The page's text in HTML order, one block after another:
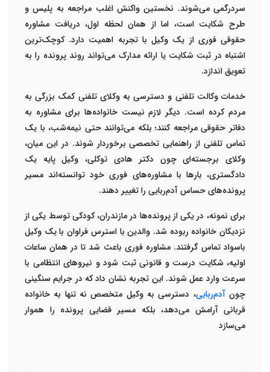
سردرگمی می‌شوند. نخستین واکنش اغلب مراجعه به پلیس و
طرح شکایت است، اما از همان لحظه اول، دریافت مشاوره
حقوقی فوری از یک وکیل با تجربه اهمیت دارد. کوچک‌ترین
اشتباه در ثبت شکایت یا ارائه مدارک می‌تواند روند پرونده را به
تعویق اندازد.
خدماتوکالت تلفنی و دسترسی بهوکلای تلفنی کمک بزرگی به
مردم کرده است. دیگر لازم نیست خانواده‌ها برای مشاوره به
دفاتر حقوقی مراجعه کنند؛ بلکه می‌توانند حتی نیمه‌شب، با یک
تماس تلفنی از راهنمایی تخصصی برخوردار شوند. در این میان،
وکلای برجسته‌ای چون دکتر هادی توکلی، وکیل پایه یک
دادگستری، بارها با مشاوره‌های فوری خود توانسته‌اند مسیر
پرونده‌های حساس آدم‌ربایی را تغییر دهند.
برای نمونه، در یکی از پرونده‌ها در مازندران، کودکی توسط یکی از
نزدیکان خانواده ربوده شد. والدین با استرس فراوان با یک وکیل
باسواد تماس گرفتند. مشاوره فوری باعث شد تا در همان ساعات
اولیه، شکایت درست و قانونی ثبت شود و نیروهای انتظامی با
سرعت وارد عمل شوند. این تجربه نشان داد که در جرایم سنگینی
چونآدم‌ربایی، دسترسی به وکیل متخصص نه تنها به خانواده
قربانی آرامش می‌دهد، بلکه مسیر قضایی پرونده را هموار
می‌سازد